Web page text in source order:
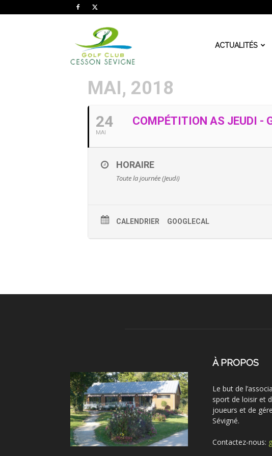
Golf
Cesson
Sevigné
ACTUALITÉS
MAI, 2018
24
MAI
COMPÉTITION AS JEUDI -
HORAIRE
Toute la journée (Jeudi)
CALENDRIER GOOGLECAL
À PROPOS
Le but de
sport de loisir et
joueurs et de
Sévigné.
Contactez-nous: